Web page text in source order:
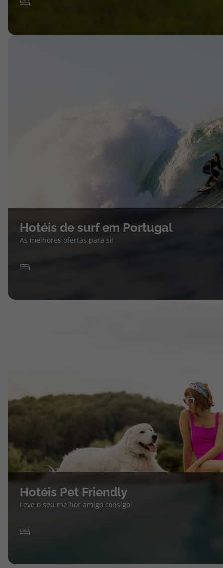
Hotéis de surf em Portugal
As melhores ofertas para si!
Hotéis Pet Friendly
Leve o seu melhor amigo consigo!